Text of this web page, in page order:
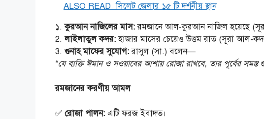
ALSO READ সিলেট জেলার ১৫ টি দর্শনীয় স্থান
১.কুরআন নাজিলের মাস:রমজানে আল-কুরআন নাজিল হয়েছে
2.লাইলাতুল কদর:হাজার মাসের চেয়েও উত্তম রাত (সূরা আল-
3. গুনাহ মাফের সুযোগ:রাসুল (সা.) বলেন—
“যে ব্যক্তি ঈমান ও সওয়াবের আশায় রোজা রাখবে, তার পূর্বের
রমজানের করণীয় আমল
✅ রোজা পালন: এটি ফরজ ইবাদত।